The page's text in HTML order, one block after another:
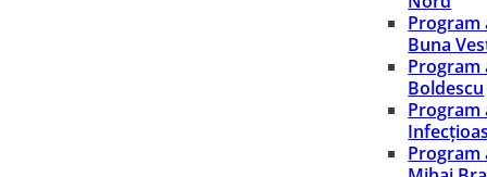
Buna
Boldescu
Program